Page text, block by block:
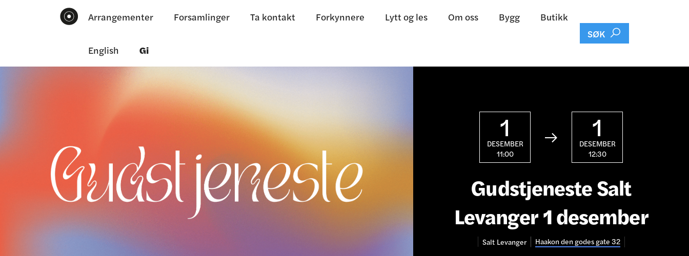
Arrangementer Forsamlinger Ta kontakt Forkynnere Lytt og les Om oss Bygg Butikk
English Gi
SØK 
1
DESEMBER
11:00
 1
DESEMBER
12:30
Gudstjeneste Salt
Levanger 1 desember
Salt Levanger Haakon den godes gate 32